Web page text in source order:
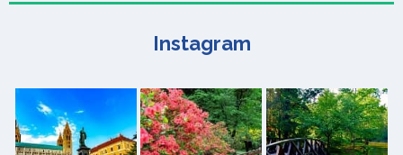
Instagram